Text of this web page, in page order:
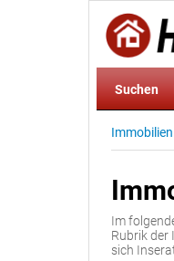
Suchen
Immobilien
Im
Rubrik der
sich